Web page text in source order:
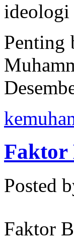
ideologi
Penting
Faktor
Posted
Faktor